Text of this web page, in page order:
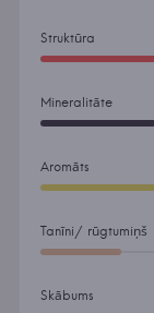
Struktūra
Mineralitāte
Aromāts
Tanīni/ rūgtumiņš
Skābums